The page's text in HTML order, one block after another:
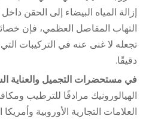
إزالة المياه البيضاء إلى الحقن
التهاب المفاصل العظمي، فإن
تجعله لا غنى عنه في التركيبات
دقيقًا.
في مستحضرات التجميل والعناية
الهيالورونيك مرادفًا للترطيب
العلامات التجارية الأوروبية